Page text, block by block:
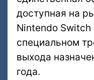
доступная на
Nintendo
специальном
выхода
года.